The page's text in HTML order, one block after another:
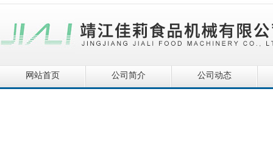
网站首页 公司简介 公司动态